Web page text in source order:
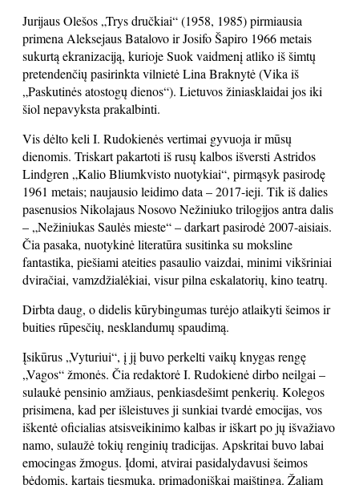
Jurijaus Olešos „Trys dručkiai“ (1958, 1985) pirmiausia
primena Aleksejaus Batalovo ir Josifo Šapiro 1966 metais
sukurtą ekranizaciją, kurioje Suok vaidmenį atliko iš šimtų
pretendenčių pasirinkta vilnietė Lina Braknytė (Vika iš
„Paskutinės atostogų dienos“). Lietuvos žiniasklaidai jos iki
šiol nepavyksta prakalbinti.
Vis dėlto keli I. Rudokienės vertimai gyvuoja ir mūsų
dienomis. Triskart pakartoti iš rusų kalbos išversti Astridos
Lindgren „Kalio Bliumkvisto nuotykiai“, pirmąsyk pasirodę
1961 metais; naujausio leidimo data – 2017-ieji. Tik iš dalies
pasenusios Nikolajaus Nosovo Nežiniuko trilogijos antra dalis
– „Nežiniukas Saulės mieste“ – darkart pasirodė 2007-aisiais.
Čia pasaka, nuotykinė literatūra susitinka su moksline
fantastika, piešiami ateities pasaulio vaizdai, minimi vikšriniai
dviračiai, vamzdžialėkiai, visur pilna eskalatorių, kino teatrų.
Dirbta daug, o didelis kūrybingumas turėjo atlaikyti šeimos ir
buities rūpesčių, nesklandumų spaudimą.
Įsikūrus „Vyturiui“, į jį buvo perkelti vaikų knygas rengę
„Vagos“ žmonės. Čia redaktorė I. Rudokienė dirbo neilgai –
sulaukė pensinio amžiaus, penkiasdešimt penkerių. Kolegos
prisimena, kad per išleistuves ji sunkiai tvardė emocijas, vos
iškentė oficialias atsisveikinimo kalbas ir iškart po jų išvažiavo
namo, sulaužė tokių renginių tradicijas. Apskritai buvo labai
emocingas žmogus. Įdomi, atvirai pasidalydavusi šeimos
bėdomis, kartais tiesmuka, primadoniškai maištinga. Žaliam